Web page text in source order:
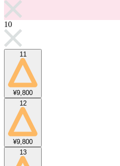
10
11
¥9,800
12
¥9,800
13